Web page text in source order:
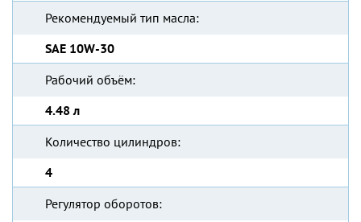
Рекомендуемый тип масла:
SAE 10W-30
Рабочий объём:
4.48 л
Количество цилиндров:
4
Регулятор оборотов: